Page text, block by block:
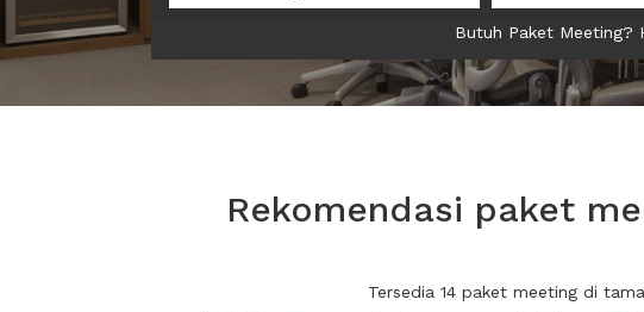
Butuh Paket Meeting?
Rekomendasi paket
Tersedia 14 paket meeting di